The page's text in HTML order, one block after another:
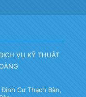
VỤ KỸ THUẬT
Cư Thạch Bàn,